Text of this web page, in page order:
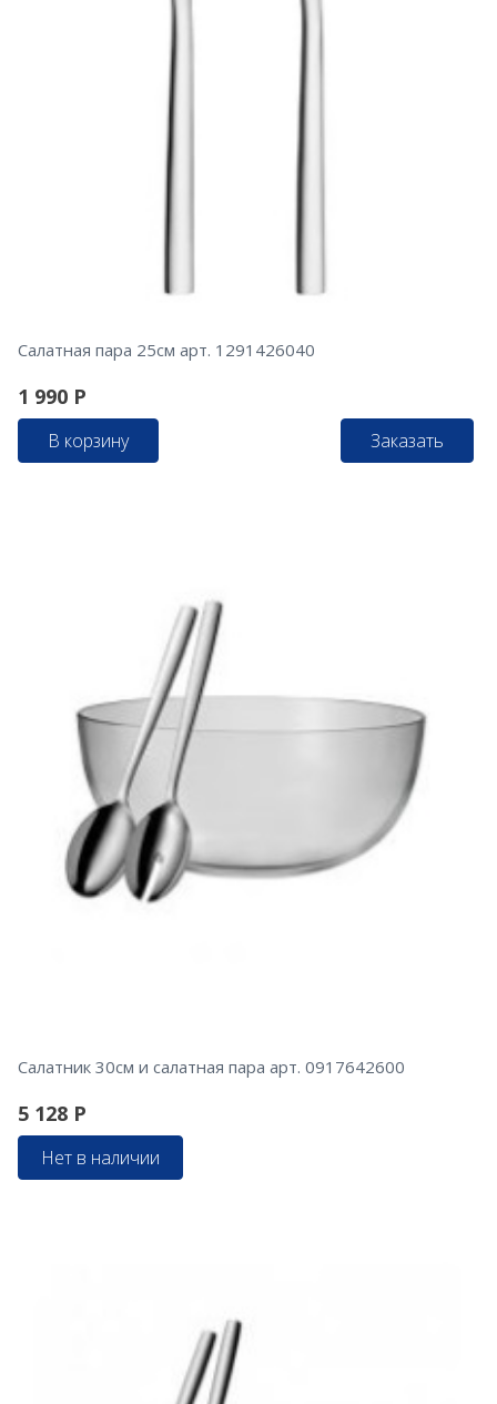
Салатная пара 25см арт. 1291426040
1 990 Р
В корзину Заказать
Салатник 30см и салатная пара арт. 0917642600
5 128 Р
Нет в наличии